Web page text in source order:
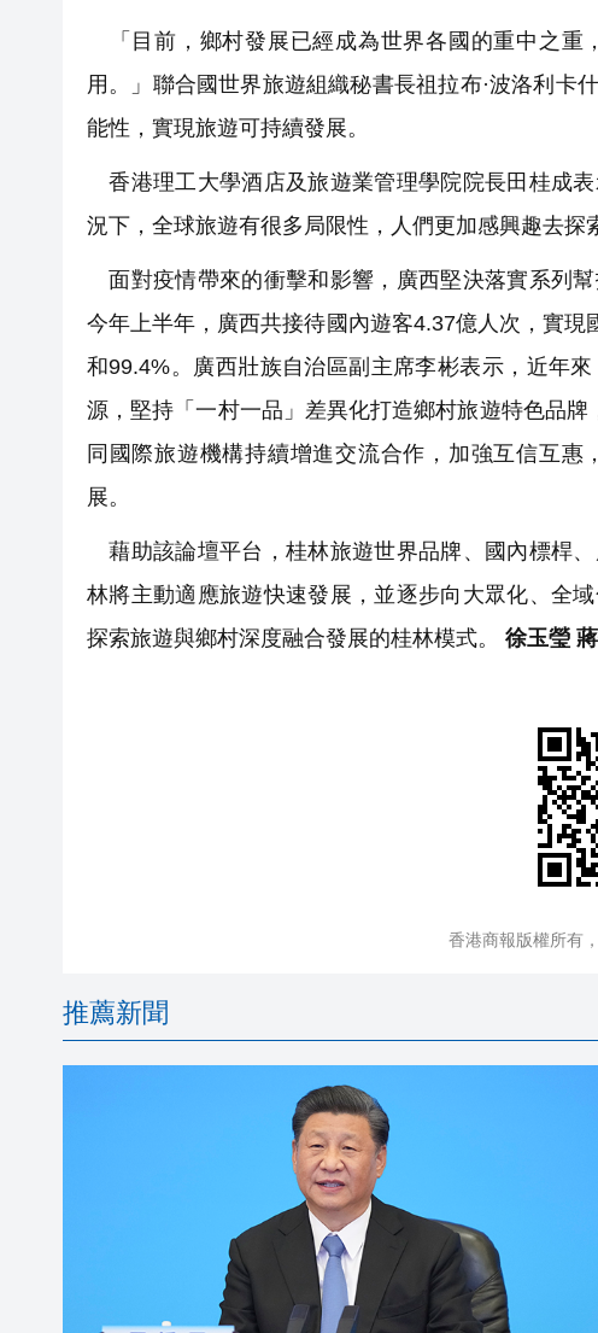
「目前，鄉村發展已經成為世界各國的重中之重
用。」聯合國世界旅遊組織秘書長祖拉布·波洛利卡
能性，實現旅遊可持續發展。
香港理工大學酒店及旅遊業管理學院院長田桂成
況下，全球旅遊有很多局限性，人們更加感興趣去探
面對疫情帶來的衝擊和影響，廣西堅決落實系列
今年上半年，廣西共接待國內遊客4.37億人次，實
和99.4%。廣西壯族自治區副主席李彬表示，近年
源，堅持「一村一品」差異化打造鄉村旅遊特色品
同國際旅遊機構持續增進交流合作，加強互信互
展。
藉助該論壇平台，桂林旅遊世界品牌、國內標桿
林將主動適應旅遊快速發展，並逐步向大眾化、全
探索旅遊與鄉村深度融合發展的桂林模式。 徐玉瑩
香港商報版權所有
推薦新聞